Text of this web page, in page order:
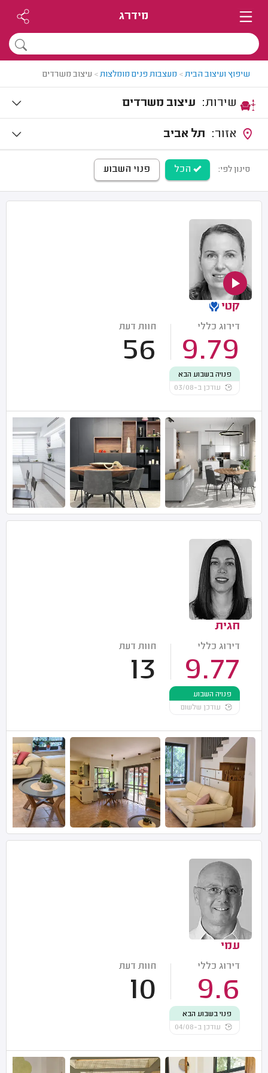
מידרג
שיפוץ ועיצוב הבית> מעצבות פנים מומלצות> עיצוב משרדים
עיצוב משרדים
תל אביב
סינון לפי: הכל פנוי השבוע
קטי
דירוג כללי
9.79
חוות דעת
56
פנויה בשבוע הבא
עודכן ב-03/08
חגית
דירוג כללי
9.77
חוות דעת
13
פנויה השבוע
עודכן שלשום
עמי
דירוג כללי
9.6
חוות דעת
10
פנוי בשבוע הבא
עודכן ב-04/08